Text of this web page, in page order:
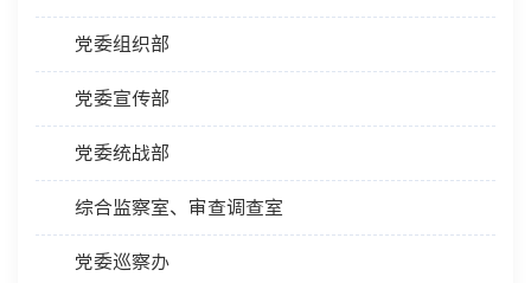
党委组织部
党委宣传部
党委统战部
综合监察室、审查调查室
党委巡察办